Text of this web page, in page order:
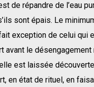
de répandre de l’eau
sont épais. Le
exception de celui qui
avant le
est laissée
en état de rituel, en